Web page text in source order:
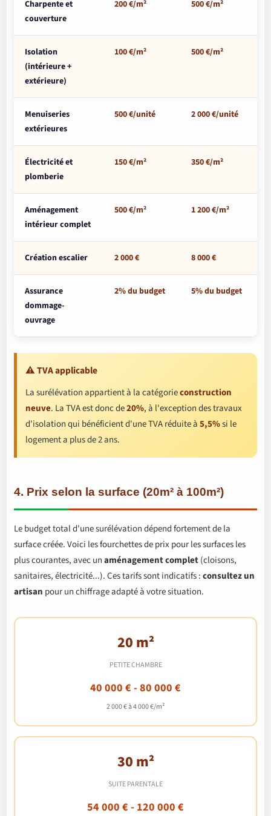
Charpente et
couverture
200 €/m² 500 €/m²
Isolation
(intérieure +
extérieure)
100 €/m² 500 €/m²
Menuiseries
extérieures
500 €/unité 2 000 €/unité
Électricité et
plomberie
150 €/m² 350 €/m²
Aménagement
intérieur complet
500 €/m² 1 200 €/m²
Création escalier 2 000 € 8 000 €
Assurance
dommage-
ouvrage
2% du budget 5% du budget
⚠️ TVA applicable
La surélévation appartient à la catégorieconstruction
neuve. La TVA est donc de20%, à l'exception des travaux
d'isolation qui bénéficient d'une TVA réduite à5,5%si le
logement a plus de 2 ans.
4. Prix selon la surface (20m² à 100m²)
Le budget total d'une surélévation dépend fortement de la
surface créée. Voici les fourchettes de prix pour les surfaces les
plus courantes, avec unaménagement complet(cloisons,
sanitaires, électricité...). Ces tarifs sont indicatifs :consultez un
artisan pour un chiffrage adapté à votre situation.
20 m²
PETITE CHAMBRE
40 000 € - 80 000 €
2 000 € à 4 000 €/m²
30 m²
SUITE PARENTALE
54 000 € - 120 000 €